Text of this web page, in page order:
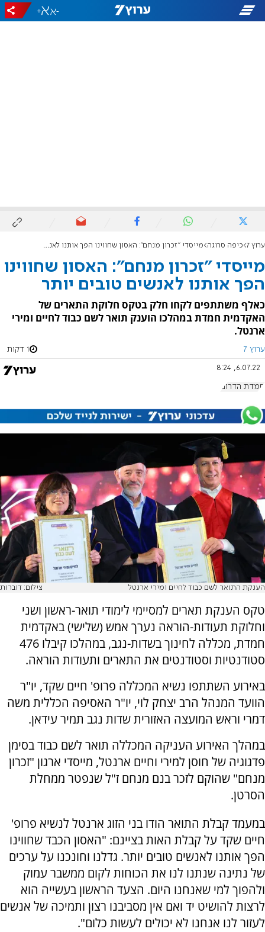
-
+
ערוץ 7 כיפה סרוגה מייסדי "זכרון מנחם": האסון שחווינו הפך אותנו לאנשים טובים יותר
מייסדי "זכרון מנחם": האסון שחווינו
הפך אותנו לאנשים טובים יותר
כאלף משתתפים לקחו חלק בטקס חלוקת התארים של
האקדמית חמדת במהלכו הוענק תואר לשם כבוד לחיים ומירי
ארנטל.
ערוץ 7 1 דקות
6.07.22, 8:24
חמדת הדרום
הענקת התואר לשם כבוד לחיים ומירי ארנטל צילום: דוברות
טקס הענקת תארים למסיימי לימודי תואר-ראשון ושני
וחלוקת תעודות-הוראה נערך אמש (שלישי) באקדמית
חמדת, מכללה לחינוך בשדות-נגב, במהלכו קיבלו 476
סטודנטיות וסטודנטים את התארים ותעודות הוראה.
באירוע השתתפו נשיא המכללה פרופ' חיים שקד, יו"ר
הוועד המנהל הרב יצחק לוי, יו"ר האסיפה הכללית משה
דמרי וראש המועצה האזורית שדות נגב תמיר עידאן.
במהלך האירוע העניקה המכללה תואר לשם כבוד בסימן
פדגוגיה של חוסן למירי וחיים ארנטל, מייסדי ארגון "זכרון
מנחם" שהוקם לזכר בנם מנחם ז"ל שנפטר ממחלת
הסרטן.
במעמד קבלת התואר הודו בני הזוג ארנטל לנשיא פרופ'
חיים שקד על קבלת האות בציינם: "האסון הכבד שחווינו
הפך אותנו לאנשים טובים יותר. גדלנו וחונכנו על ערכים
של נתינה שנתנו לנו את הכוחות לקום ממשבר עמוק
ולהפוך למי שאנחנו היום. הצעד הראשון בעשייה הוא
לרצות להושיט יד ואם אין מסביבנו רצון ותמיכה של אנשים
לעזור לנו אנחנו לא יכולים לעשות כלום".